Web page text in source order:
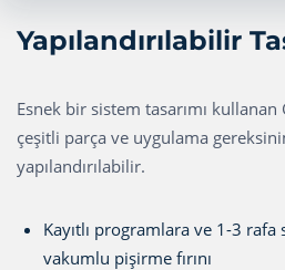
Yapılandırılabilir
Esnek bir sistem tasarımı
çeşitli parça ve uygulama
yapılandırılabilir.
Kayıtlı programlara ve 1-3
vakumlu pişirme fırını